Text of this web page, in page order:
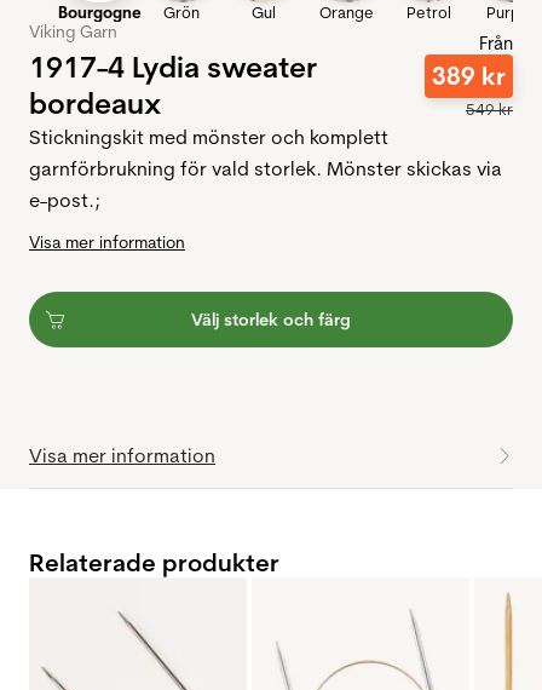
Bourgogne Grön Gul Orange Petrol Purpur
Viking Garn
1917-4 Lydia sweater
bordeaux
Från
389 kr
549kr
Stickningskit med mönster och komplett
garnförbrukning för vald storlek. Mönster skickas via
e-post.;
Visa mer information
Välj storlek och färg
Visa mer information
Relaterade produkter